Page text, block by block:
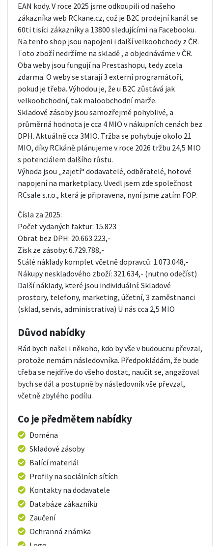
EAN kody. V roce 2025 jsme odkoupili od našeho
zákazníka web RCkane.cz, což je B2C prodejní kanál se
60ti tisíci zákazníky a 13800 sledujícími na Facebooku.
Na tento shop jsou napojeni i další velkoobchody z ČR.
Toto zboží nedržíme na skladě , a objednáváme v ČR.
Oba weby jsou fungují na Prestashopu, tedy zcela
zdarma. O weby se starají 3 externí programátoři,
pokud je třeba. Výhodou je, že u B2C zůstává jak
velkoobchodní, tak maloobchodní marže.
Skladové zásoby jsou samozřejmě pohyblivé, a
průměrná hodnota je cca 4 MIO v nákupních cenách bez
DPH. Aktuálně cca 3MIO. Tržba se pohybuje okolo 21
MIO, díky RCkáně plánujeme v roce 2026 tržbu 24,5 MIO
s potenciálem dalšího růstu.
Výhoda jsou „zajetí“ dodavatelé, odběratelé, hotové
napojení na marketplacy. Uvedl jsem zde společnost
RCsale s.r.o., která je připravena, nyní jsme zatím FOP.
Čísla za 2025:
Počet vydaných faktur: 15.823
Obrat bez DPH: 20.663.223,-
Zisk ze zásoby: 6.729.788,-
Stálé náklady komplet včetně dopravců: 1.073.048,-
Nákupy neskladového zboží: 321.634,- (nutno odečíst)
Další náklady, které jsou individuální: Skladové
prostory, telefony, marketing, účetní, 3 zaměstnanci
(sklad, servis, administrativa) U nás cca 2,5 MIO
Důvod nabídky
Rád bych našel i někoho, kdo by vše v budoucnu převzal,
protože nemám následovníka. Předpokládám, že bude
třeba se nejdříve do všeho dostat, naučit se, angažoval
bych se dál a postupně by následovník vše převzal,
včetně zbylého podílu.
Co je předmětem nabídky
Doména
Skladové zásoby
Balící materiál
Profily na sociálních sítích
Kontakty na dodavatele
Databáze zákazníků
Zaučení
Ochranná známka